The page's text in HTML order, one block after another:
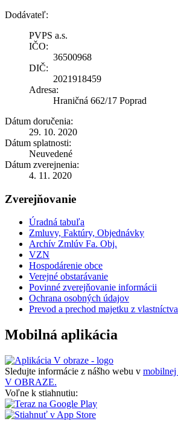
Dodávateľ:
PVPS a.s.
IČO:
36500968
DIČ:
2021918459
Adresa:
Hraničná 662/17 Poprad
Dátum doručenia:
29. 10. 2020
Dátum splatnosti:
Neuvedené
Dátum zverejnenia:
4. 11. 2020
Zverejňovanie
Úradná tabuľa
Zmluvy, Faktúry, Objednávky
Archív Zmlúv Fa. Obj.
VZN
Hospodárenie obce
Verejné obstarávanie
Povinné zverejňovanie informácii
Ochrana osobných údajov
Prevod a prechod majetku z
Mobilná aplikácia
Sledujte informácie z nášho webu v
V OBRAZE.
Voľne k stiahnutiu: